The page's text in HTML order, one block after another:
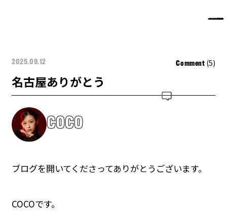
2025.09.12 Comment (5)
名古屋ありがとう
COCO
ブログを開いてくださってありがとうございます。
COCOです。